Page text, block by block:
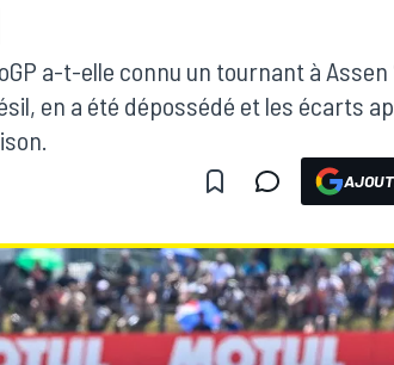
a-t-elle connu un tournant à Assen
en a été dépossédé et les écarts